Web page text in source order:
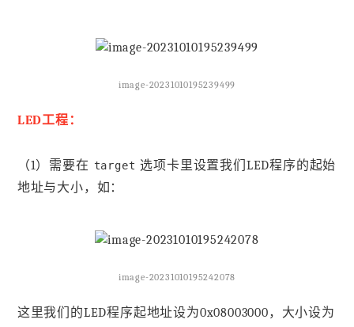
image-20231010195239499
LED工程：
（1）需要在 target 选项卡里设置我们LED程序的起始
地址与大小，如：
image-20231010195242078
这里我们的LED程序起地址设为0x08003000，大小设为